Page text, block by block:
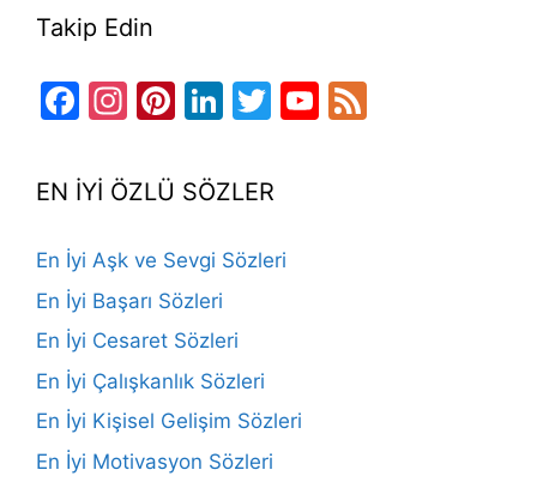
Takip Edin
Facebook
Instagram
Pinterest
LinkedIn
TwitterYouTube
EN İYİ ÖZLÜ SÖZLER
En İyi Aşk ve Sevgi Sözleri
En İyi Başarı Sözleri
En İyi Cesaret Sözleri
En İyi Çalışkanlık Sözleri
En İyi Kişisel Gelişim Sözleri
En İyi Motivasyon Sözleri